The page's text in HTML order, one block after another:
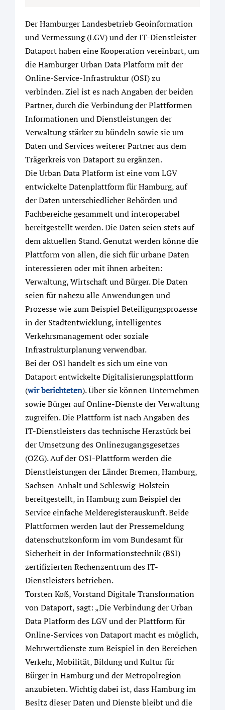
Der Hamburger Landesbetrieb Geoinformation
und Vermessung (LGV) und der IT-Dienstleister
Dataport haben eine Kooperation vereinbart, um
die Hamburger Urban Data Platform mit der
Online-Service-Infrastruktur (OSI) zu
verbinden. Ziel ist es nach Angaben der beiden
Partner, durch die Verbindung der Plattformen
Informationen und Dienstleistungen der
Verwaltung stärker zu bündeln sowie sie um
Daten und Services weiterer Partner aus dem
Trägerkreis von Dataport zu ergänzen.
Die Urban Data Platform ist eine vom LGV
entwickelte Datenplattform für Hamburg, auf
der Daten unterschiedlicher Behörden und
Fachbereiche gesammelt und interoperabel
bereitgestellt werden. Die Daten seien stets auf
dem aktuellen Stand. Genutzt werden könne die
Plattform von allen, die sich für urbane Daten
interessieren oder mit ihnen arbeiten:
Verwaltung, Wirtschaft und Bürger. Die Daten
seien für nahezu alle Anwendungen und
Prozesse wie zum Beispiel Beteiligungsprozesse
in der Stadtentwicklung, intelligentes
Verkehrsmanagement oder soziale
Infrastrukturplanung verwendbar.
Bei der OSI handelt es sich um eine von
Dataport entwickelte Digitalisierungsplattform
(wir berichteten). Über sie können Unternehmen
sowie Bürger auf Online-Dienste der Verwaltung
zugreifen. Die Plattform ist nach Angaben des
IT-Dienstleisters das technische Herzstück bei
der Umsetzung des Onlinezugangsgesetzes
(OZG). Auf der OSI-Plattform werden die
Dienstleistungen der Länder Bremen, Hamburg,
Sachsen-Anhalt und Schleswig-Holstein
bereitgestellt, in Hamburg zum Beispiel der
Service einfache Melderegisterauskunft. Beide
Plattformen werden laut der Pressemeldung
datenschutzkonform im vom Bundesamt für
Sicherheit in der Informationstechnik (BSI)
zertifizierten Rechenzentrum des IT-
Dienstleisters betrieben.
Torsten Koß, Vorstand Digitale Transformation
von Dataport, sagt: „Die Verbindung der Urban
Data Platform des LGV und der Plattform für
Online-Services von Dataport macht es möglich,
Mehrwertdienste zum Beispiel in den Bereichen
Verkehr, Mobilität, Bildung und Kultur für
Bürger in Hamburg und der Metropolregion
anzubieten. Wichtig dabei ist, dass Hamburg im
Besitz dieser Daten und Dienste bleibt und die